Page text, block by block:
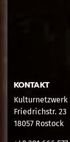
KONTAKT
Kulturnetzwerk
Friedrichstr. 23
18057 Rostock